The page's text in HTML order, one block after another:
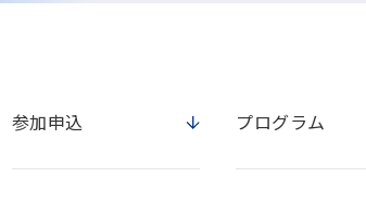
参加申込 プログラム